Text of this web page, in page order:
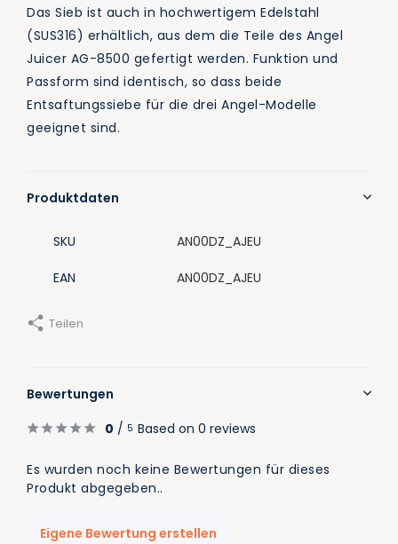
Das Sieb ist auch in hochwertigem Edelstahl
(SUS316) erhältlich, aus dem die Teile des Angel
Juicer AG-8500 gefertigt werden. Funktion und
Passform sind identisch, so dass beide
Entsaftungssiebe für die drei Angel-Modelle
geeignet sind.
Produktdaten
SKU AN00DZ_AJEU
EAN AN00DZ_AJEU
Teilen
Bewertungen
0 / 5 Based on 0 reviews
Es wurden noch keine Bewertungen für dieses
Produkt abgegeben..
Eigene Bewertung erstellen